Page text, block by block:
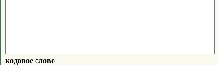
кодовое слово